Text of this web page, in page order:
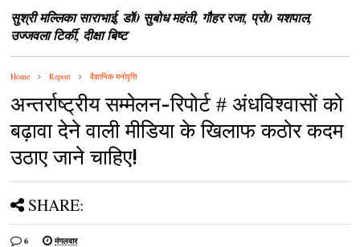
सुश्री मल्लिका साराभाई, डॉ0 सुबोध महंती, गौहर रजा, प्रो0 यशपाल,
उज्‍जवला टिर्की, दीक्षा बिष्‍ट
Home Report वैज्ञानिक मनोवृत्ति
अन्‍तर्राष्‍ट्रीय सम्‍मेलन-रिपोर्ट # अंधविश्‍वासों को
बढ़ावा देने वाली मीडिया के खिलाफ कठोर कदम
उठाए जाने चाहिए!
SHARE:
6 मंगलवार